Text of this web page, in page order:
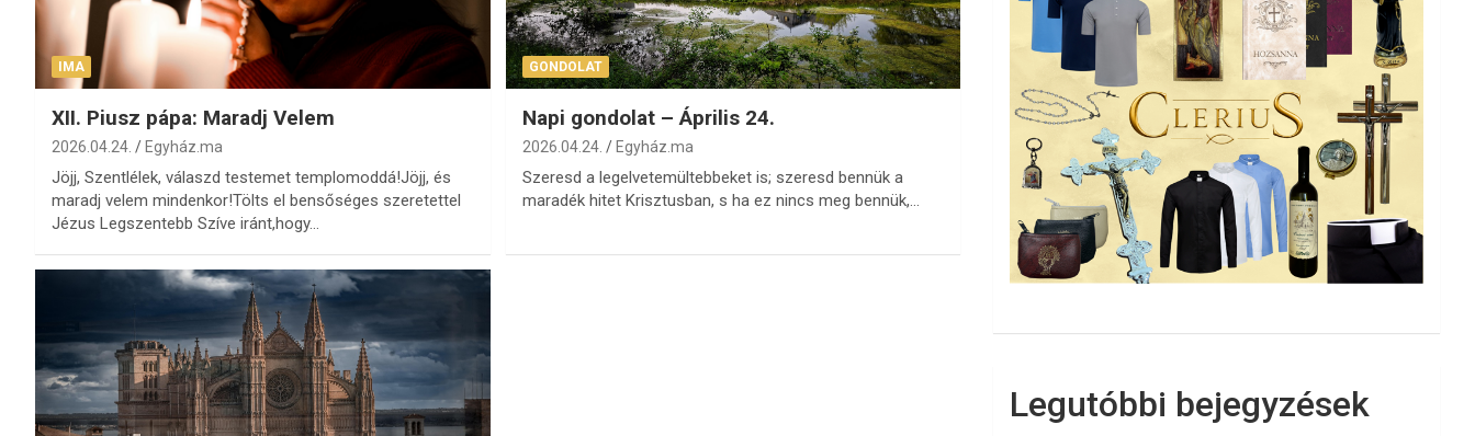
IMA
XII. Piusz pápa: Maradj Velem
2026.04.24. Egyház.ma
Jöjj, Szentlélek, válaszd testemet templomoddá!Jöjj, és
maradj velem mindenkor!Tölts el bensőséges szeretettel
Jézus Legszentebb Szíve iránt,hogy…
GONDOLAT
Napi gondolat – Április 24.
2026.04.24. Egyház.ma
Szeresd a legelvetemültebbeket is; szeresd bennük a
maradék hitet Krisztusban, s ha ez nincs meg bennük,…
Legutóbbi bejegyzések